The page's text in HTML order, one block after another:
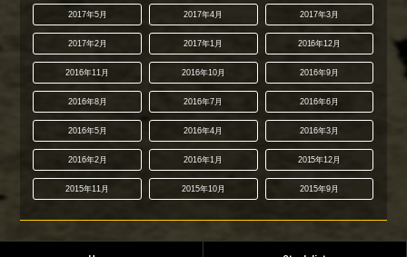
2017年5月 2017年4月 2017年3月
2017年2月 2017年1月 2016年12月
2016年11月 2016年10月 2016年9月
2016年8月 2016年7月 2016年6月
2016年5月 2016年4月 2016年3月
2016年2月 2016年1月 2015年12月
2015年11月 2015年10月 2015年9月